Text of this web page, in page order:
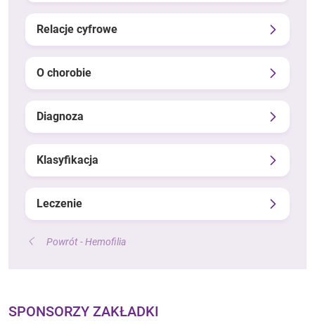
Relacje cyfrowe
O chorobie
Diagnoza
Klasyfikacja
Leczenie
Powrót - Hemofilia
SPONSORZY ZAKŁADKI